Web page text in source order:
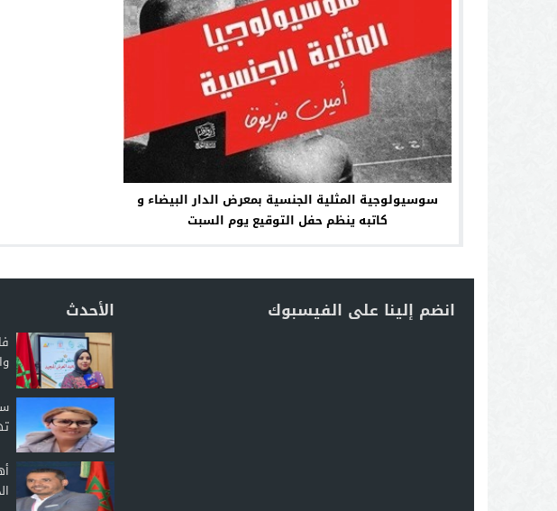
سوسيولوجية المثلية الجنسية بمعرض الدار البيضاء و
كاتبه ينظم حفل التوقيع يوم السبت
انضم إلينا على الفيسبوك الأحدث